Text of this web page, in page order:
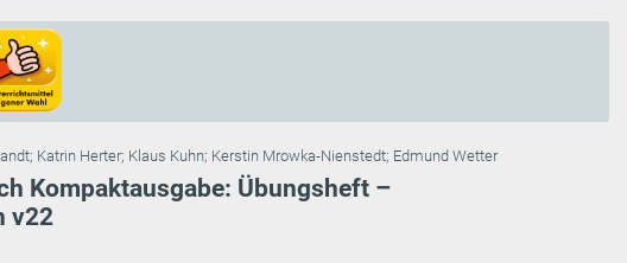
; Katrin Herter; Klaus Kuhn; Kerstin Mrowka-Nienstedt; Edmund Wetter
Kompaktausgabe: Übungsheft –
v22